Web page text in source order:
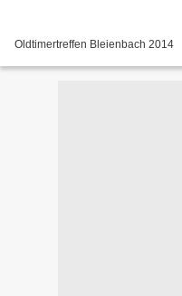
Oldtimertreffen Bleienbach 2014